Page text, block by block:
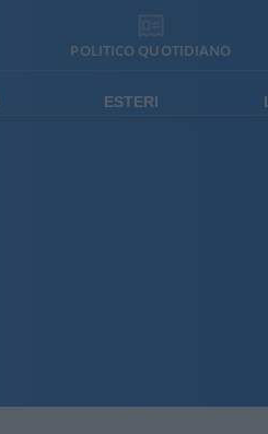
POLITICO QUOTIDIANO
ESTERI